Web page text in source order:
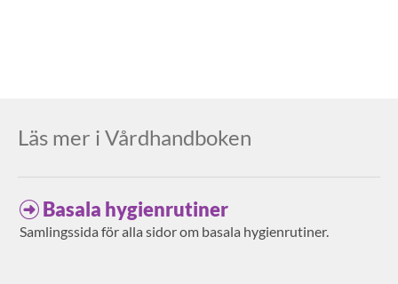
Läs mer i Vårdhandboken
Basala hygienrutiner
Samlingssida för alla sidor om basala hygienrutiner.